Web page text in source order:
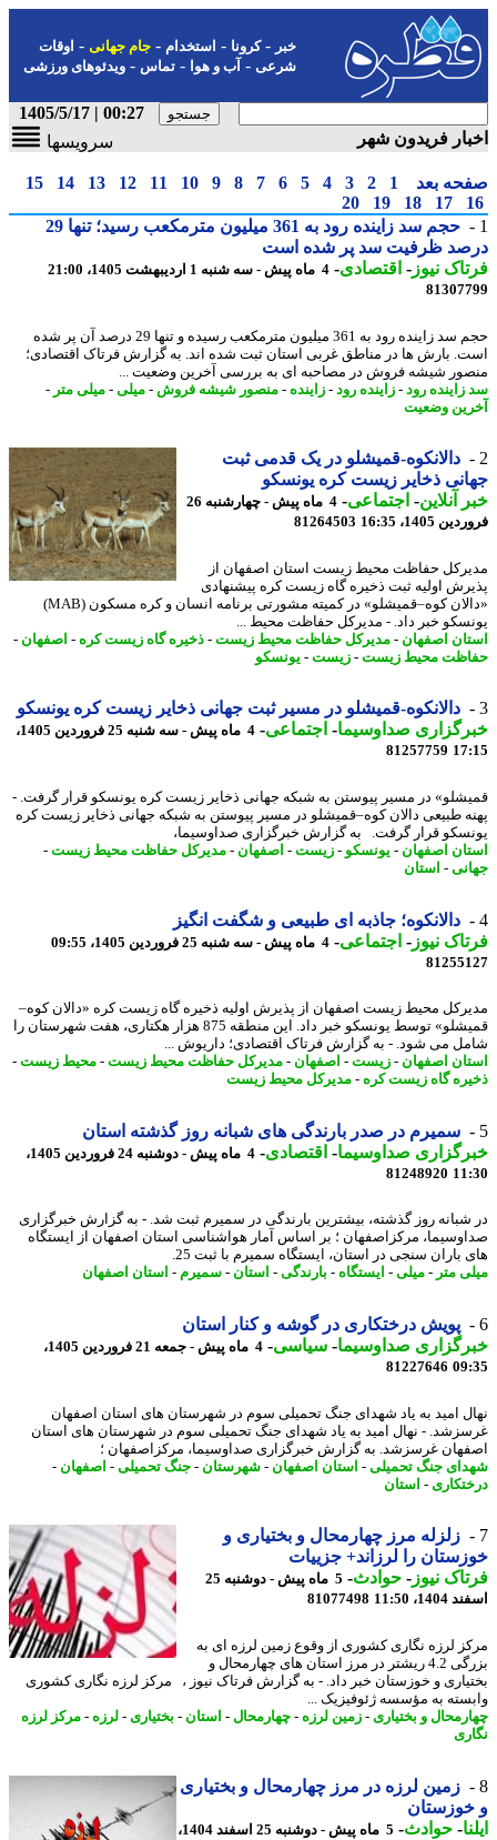
-کرونا-استخدام- جام جهانی-اوقات
شرعی-آب و هوا-تماس-ویدئوهای ورزشی
00:27 | 1405/5/17
فریدون شهر
سرویسها
بعد 1
2
3
4
5
6
7
8
9
10
11
12
13
14
15
17
18
19
20
حجم سد زاینده رود به 361 میلیون مترمکعب رسید؛ تنها 29
ظرفیت سد پر شده است
نیوز-اقتصادی-4 ماه پیش - سه شنبه 1 اردیبهشت 1405، 21:00
حجم سد زاینده رود به 361 میلیون مترمکعب رسیده و تنها 29 درصد آن پر شده
بارش ها در مناطق غربی استان ثبت شده اند. به گزارش فرتاک اقتصادی؛
شیشه فروش در مصاحبه ای به بررسی آخرین وضعیت ...
رود- زاینده رود- زاینده -منصور شیشه فروش -میلی-میلی متر -
وضعیت
دالانکوه-قمیشلو در یک قدمی ثبت
ذخایر زیست کره یونسکو
آنلاین-اجتماعی-
4 ماه پیش - چهارشنبه 26
1405، 16:35
81264503
حفاظت محیط زیست استان اصفهان از
اولیه ثبت ذخیره گاه زیست کره پیشنهادی
«دالان کوه–قمیشلو» در کمیته مشورتی برنامه انسان و کره مسکون (MAB)
خبر داد. - مدیرکل حفاظت محیط ...
اصفهان-مدیرکل حفاظت محیط زیست-ذخیره گاه زیست کره-اصفهان-
محیط زیست-زیست-یونسکو
دالانکوه-قمیشلو در مسیر ثبت جهانی ذخایر زیست کره یونسکو
صداوسیما-اجتماعی-
4 ماه پیش - سه شنبه 25 فروردین 1405،
81257759
در مسیر پیوستن به شبکه جهانی ذخایر زیست کره یونسکو قرار گرفت. -
طبیعی دالان کوه–قمیشلو در مسیر پیوستن به شبکه جهانی ذخایر زیست کره
قرار گرفت. به گزارش خبرگزاری صداوسیما،
اصفهان-یونسکو-زیست-اصفهان-مدیرکل حفاظت محیط زیست-
-استان
دالانکوه؛ جاذبه ای طبیعی و شگفت انگیز
نیوز-اجتماعی-4 ماه پیش - سه شنبه 25 فروردین 1405، 09:55
محیط زیست اصفهان از پذیرش اولیه ذخیره گاه زیست کره «دالان کوه–
قمیشلو» توسط یونسکو خبر داد. این منطقه 875 هزار هکتاری، هفت شهرستان را
می شود. - به گزارش فرتاک اقتصادی؛ داریوش ...
اصفهان-زیست-اصفهان-مدیرکل حفاظت محیط زیست-محیط زیست-
گاه زیست کره-مدیرکل محیط زیست
سمیرم در صدر بارندگی های شبانه روز گذشته استان
صداوسیما-اقتصادی-
4 ماه پیش - دوشنبه 24 فروردین 1405،
81248920
روز گذشته، بیشترین بارندگی در سمیرم ثبت شد. - به گزارش خبرگزاری
مرکزاصفهان ؛ بر اساس آمار هواشناسی استان اصفهان از ایستگاه
باران سنجی در استان، ایستگاه سمیرم با ثبت 25.
متر-میلی-ایستگاه-بارندگی-استان-سمیرم-استان اصفهان
پویش درختکاری در گوشه و کنار استان
صداوسیما-سیاسی-
4 ماه پیش - جمعه 21 فروردین 1405،
81227646
امید به یاد شهدای جنگ تحمیلی سوم در شهرستان های استان اصفهان
- نهال امید به یاد شهدای جنگ تحمیلی سوم در شهرستان های استان
غرسزشد. به گزارش خبرگزاری صداوسیما، مرکزاصفهان ؛
جنگ تحمیلی-استان اصفهان-شهرستان-جنگ تحمیلی-اصفهان-
- استان
زلزله مرز چهارمحال و بختیاری و
را لرزاند+ جزییات
نیوز-حوادث -
5 ماه پیش - دوشنبه 25
11:50
81077498
لرزه نگاری کشوری از وقوع زمین لرزه ای به
بزرگی 4.2 ریشتر در مرز استان های چهارمحال و
و خوزستان خبر داد. - به گزارش فرتاک نیوز ، مرکز لرزه نگاری کشوری
به مؤسسه ژئوفیزیک ...
و بختیاری- زمین لرزه - چهارمحال-استان-بختیاری- لرزه - مرکز لرزه
زمین لرزه در مرز چهارمحال و بختیاری
-حوادث -
5 ماه پیش - دوشنبه 25 اسفند 1404،